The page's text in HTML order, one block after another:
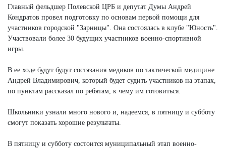
Главный фельдшер Полевской ЦРБ и депутат Думы Андрей
Кондратов провел подготовку по основам первой помощи для
участников городской "Зарницы". Она состоялась в клубе "Юность".
Участвовали более 30 будущих участников военно-спортивной
игры.
В ее ходе будут будут состязания медиков по тактической медицине.
Андрей Владимирович, который будет судить участников на этапах,
по пунктам рассказал по ребятам, к чему им готовиться.
Школьники узнали много нового и, надеемся, в пятницу и субботу
смогут показать хорошие результаты.
В пятницу и субботу состоится муниципальный этап военно-